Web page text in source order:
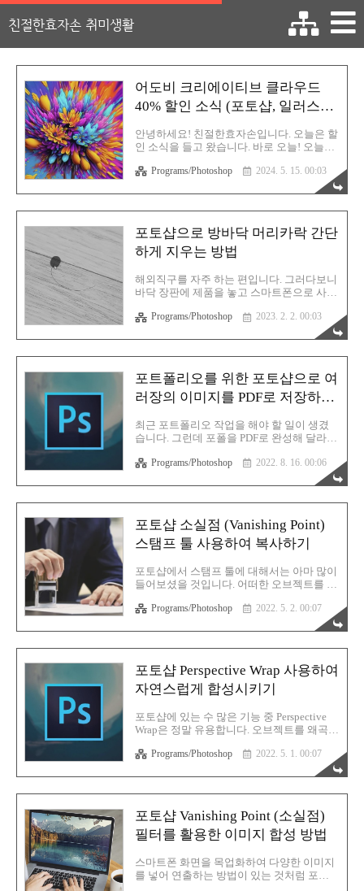
친절한효자손 취미생활
어도비 크리에이티브 클라우드
40% 할인 소식 (포토샵, 일러스트
애프터이펙트 등)
안녕하세요! 친절한효자손입니다. 오늘은 할
인 소식을 들고 왔습니다. 바로 오늘! 오늘부
비 크리에이티브 제품군 할인 소식입니다.
아시다시피 어도비(Adobe) 프로그램은 그래
사용되는 소프트웨어입니다. 개인적으로 포
토샵은 버전 4때부터 사용을 해왔는데 지금
은 엄청난 기능들이 업데이트 되었습니
다. 대표적으로 AI가 있습니다. 어도비 일러
AI입니다. 사실 이 AI라는건 여전히 잡음이
많긴 하지만 분명한건 시대의 흐름이라는 것
가 되는 부분은 수정 및 보완하고 계속해서
업그레이트를 통한 패치가 이루어져야 한다
는 것이죠. 개인적으로 그림도 취미로..
Programs/Photoshop 2024. 5. 15. 00:03
포토샵으로 방바닥 머리카락 간단
하게 지우는 방법
해외직구를 자주 하는 편입니다. 그러다보니
바닥 장판에 제품을 놓고 스마트폰으로 사진
대한 바닥의 머리카락이나 먼지들을 치우고
찍지만 꼭 찍고나서 사진을 살펴보면 머리카
게 쫙쫙 빨아들였음에도 불구하고 꼭 머리털
이 하나씩 촬영될따기 있더군요. 이럴때는
다시 제품을 놓고 촬영하면 되지만 그러기
귀찮을때가 있습니다. 그럴때는 포토샵의 이
카락을 제거 할 수 있습니다. 일부러 머리카
락을 한 가닥 뽑아내서 방바닥에 살포시 올
색 점도 찍혀있군요. 손으로 문질러도 잘 안
지워지는것을 보아하니 알코올로 제대로 지
워봐야 할 것 같습니다. 마침 잘 되었습니다..
Programs/Photoshop 2023. 2. 2. 00:03
포트폴리오를 위한 포토샵으로 여
러장의 이미지를 PDF로 저장하는
최근 포트폴리오 작업을 해야 할 일이 생겼
습니다. 그런데 포폴을 PDF로 완성해 달라고
방법을 검색하다보니 포토샵에서 이것이 가
능하다는걸 알게 되었습니다. 실제로 해보니
까 완전 쉽더군요. 어떻게 하는건지 한번 알
아봅시다. 1. 포폴용 이미지 준비당연히 가장
먼저 해야할일은 이미지를 제작하는 것입니
다. 이 과정은 지극히 개인적인 영역이므로
생략합니다. 포트폴리오용 이미지는 각자 알
사진으로 대체합니다. 2. 포토샵에서 불러오
기이제 포토샵을 실행합니다. 이제부터는 이
다. File > Automate > PDF Presentation 으로
들어갑니다. PDF 프리젠테이션 설정창이 떴
습니다. 왼..
Programs/Photoshop 2022. 8. 16. 00:06
포토샵 소실점 (Vanishing Point)
스탬프 툴 사용하여 복사하기
포토샵에서 스탬프 툴에 대해서는 아마 많이
들어보셨을 것입니다. 어떠한 오브젝트를 똑
탬프 툴이 소실점 (Vanishing Point) 필터에도
들어있습니다. 소실점에 있는 스탬프툴을 사
용하면 공간감을 살려서 오브젝트를 복사할
수 있습니다. 말로는 설명이 힘드니 직접 시
연을 해보겠습니다. 포토샵 소실점에 대해서
잘 모르신다면 아래의 글을 참고하시기 바랍
니다. 포토샵 Vanishing Point (소실점) 필터
로 대충 만든 전시회장의 모습입니다. 왼쪽
에 작품이 하나 있다고 가정하겠습니다. 저
작품을 그대로 바로 옆에 복사를 하겠습니
다. 당연히 이렇게 단순 복사를 하면 뭔가 공
간감에서 벗어나 상당히 이상한 결과로 나타
납니다. 이..
Programs/Photoshop 2022. 5. 2. 00:07
포토샵 Perspective Wrap 사용하여
자연스럽게 합성시키기
포토샵에 있는 수 많은 기능 중 Perspective
Wrap은 정말 유용합니다. 오브젝트를 왜곡할
대한 살리면서 자연스럽게 백그라운드에 스
며들게 할 수 있는 기능 중 하나입니다. 그러
어서 설명하겠습니다. 여기 버스 이미지가
있습니다. 그리고 도로 사진도 있습니다. 도
로 이미지는 백그라운드로, 버스를 맨 위로
레이어 배치를 했습니다. 지금 보시면 아시
않습니다. 마치 버스가 도로를 불법 점거한
것 같은 배치 상태입니다. 이래선 안 되니까
Programs/Photoshop 2022. 5. 1. 00:07
포토샵 Vanishing Point (소실점)
필터를 활용한 이미지 합성 방법
스마트폰 화면을 목업화하여 다양한 이미지
를 넣어 연출하는 방법이 있는 것처럼 포토